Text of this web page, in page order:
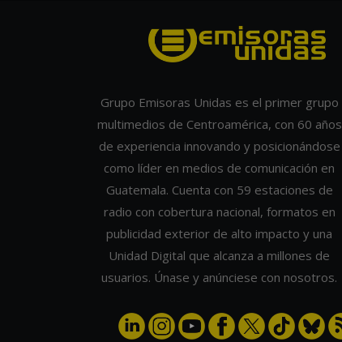
Grupo Emisoras Unidas es el primer grupo
multimedios de Centroamérica, con 60 años
de experiencia innovando y posicionándose
como líder en medios de comunicación en
Guatemala. Cuenta con 59 estaciones de
radio con cobertura nacional, formatos en
publicidad exterior de alto impacto y una
Unidad Digital que alcanza a millones de
usuarios. Únase y anúnciese con nosotros.